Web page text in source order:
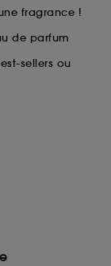
fragrance !
de parfum
sellers ou